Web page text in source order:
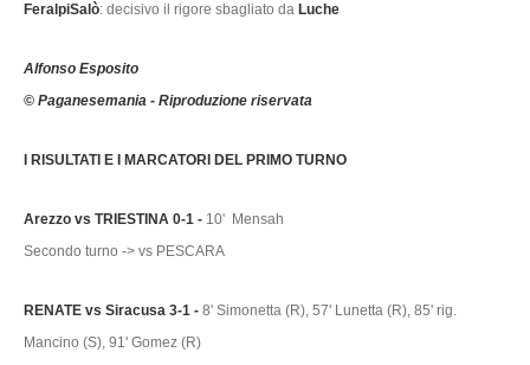
FeralpiSalò: decisivo il rigore sbagliato da Luche
Alfonso Esposito
© Paganesemania - Riproduzione riservata
I RISULTATI E I MARCATORI DEL PRIMO TURNO
Arezzo vs TRIESTINA 0-1 - 10' Mensah
Secondo turno -> vs PESCARA
RENATE vs Siracusa 3-1 - 8' Simonetta (R), 57' Lunetta (R), 85' rig.
Mancino (S), 91' Gomez (R)